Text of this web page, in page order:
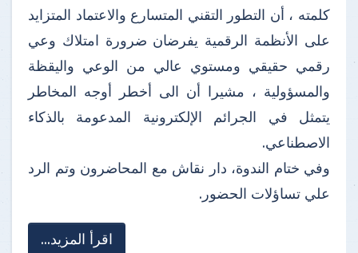
كلمته ، أن التطور التقني المتسارع والاعتماد المتزايد
على الأنظمة الرقمية يفرضان ضرورة امتلاك وعي
رقمي حقيقي ومستوي عالي من الوعي واليقظة
والمسؤولية ، مشيرا أن الى أخطر أوجه المخاطر
يتمثل في الجرائم الإلكترونية المدعومة بالذكاء
الاصطناعي.
وفي ختام الندوة، دار نقاش مع المحاضرون وتم الرد
علي تساؤلات الحضور.
اقرأ المزيد...